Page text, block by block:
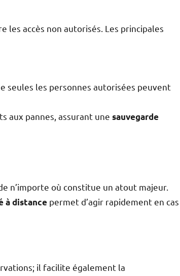
accès non autorisés. Les principales
seules les personnes autorisées peuvent
aux pannes, assurant une sauvegarde
n’importe où constitue un atout majeur.
à distance permet d’agir rapidement en cas
il facilite également la